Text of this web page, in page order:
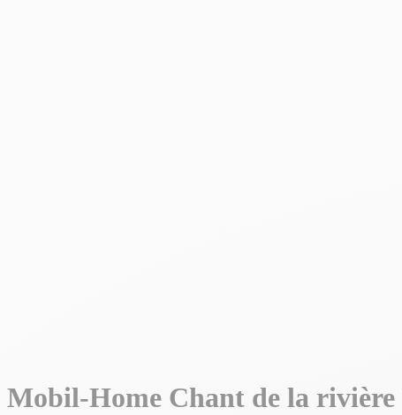
Mobil-Home Chant de la rivière